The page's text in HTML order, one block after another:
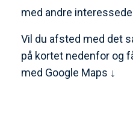
med andre
Vil du afsted med det
på kortet nedenfor og
med Google Maps ↓